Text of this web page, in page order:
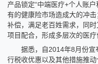
产品锁定“中端医疗+个人账
有的健康险市场造成大的冲
补偿，满足老百姓需求，同
项目配合，形成多层次的医疗
据悉，自2014年8月份宣
行税收优惠以及其他措施推